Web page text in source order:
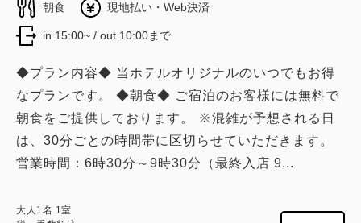
朝食 現地払い・Web決済
in 15:00~ / out 10:00まで
◆プラン内容◆ 当ホテルオリジナルのいつでもお得
なプランです。 ◆朝食◆ ご宿泊のお客様には無料で
朝食をご提供しております。 ※混雑が予想される日
は、30分ごとの時間帯に区切らせていただきます。
営業時間：6時30分～9時30分（最終入店 9...
大人 1 名 1 室